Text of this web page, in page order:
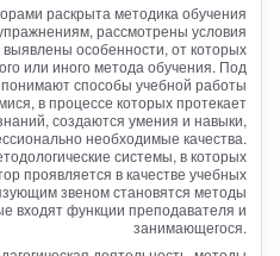
раскрыта методика обучения
рассмотрены условия
особенности, от которых
или иного метода обучения. Под
способы учебной работы
в процессе которых протекает
создаются умения и навыки,
необходимые качества.
системы, в которых
проявляется в качестве учебных
звеном становятся методы
входят функции преподавателя и
занимающегося.